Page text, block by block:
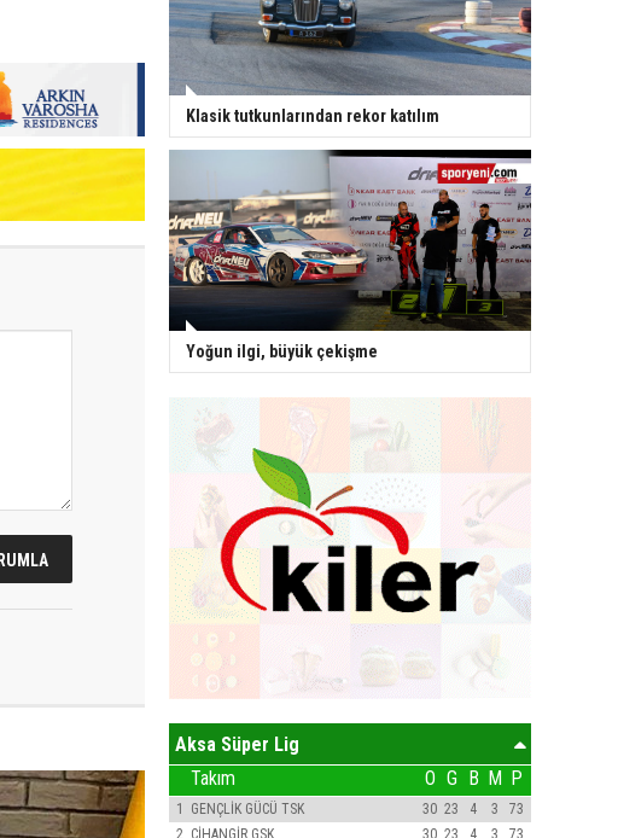
Klasik tutkunlarından rekor katılım
Yoğun ilgi, büyük çekişme
Aksa Süper Lig
Takım O G B M P
1 GENÇLİK GÜCÜ TSK 30 23 4 3
73
2 CİHANGİR GSK 30 23 4 3
73